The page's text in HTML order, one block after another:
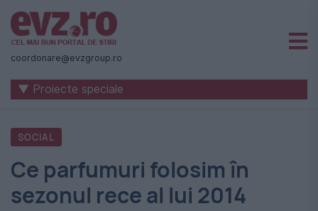
Știri
naționale
internaționale
România
-
Evenimentul
coordonare@evzgroup.ro
▼ Proiecte speciale
SOCIAL
Ce parfumuri folosim în
sezonul rece al lui 2014